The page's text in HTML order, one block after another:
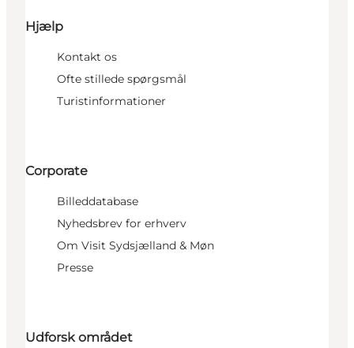
Hjælp
Kontakt os
Ofte stillede spørgsmål
Turistinformationer
Corporate
Billeddatabase
Nyhedsbrev for erhverv
Om Visit Sydsjælland & Møn
Presse
Udforsk området